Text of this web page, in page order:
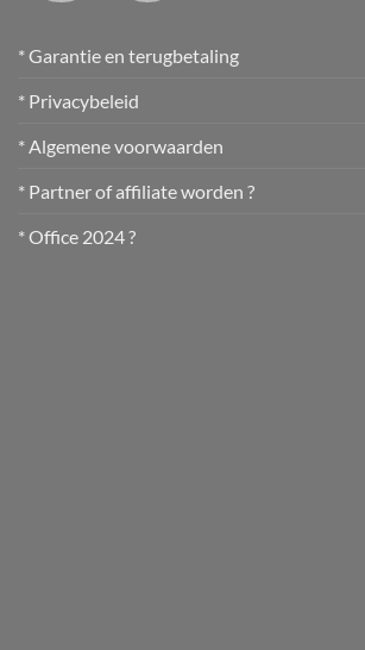
* Garantie en terugbetaling
* Privacybeleid
* Algemene voorwaarden
* Partner of affiliate worden ?
* Office 2024 ?